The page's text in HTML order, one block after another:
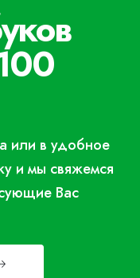
или в удобное
и мы свяжемся
Вас